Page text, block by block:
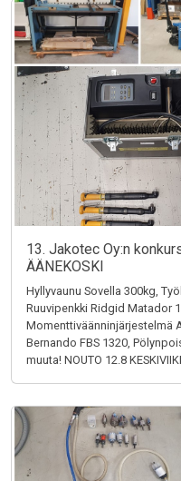
13. Jakotec Oy:n
ÄÄNEKOSKI
Hyllyvaunu Sovella 300kg,
Ruuvipenkki Ridgid Matador
Momenttiväänninjärjestelmä
Bernando FBS 1320,
muuta! NOUTO 12.8